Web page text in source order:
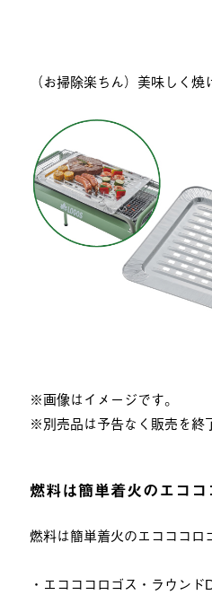
（お掃除楽ちん）美味しく
※画像はイメージです。
※別売品は予告なく販売を終
燃料は簡単着火のエコ
燃料は簡単着火のエコココロ
・エコココロゴス・ラウンド